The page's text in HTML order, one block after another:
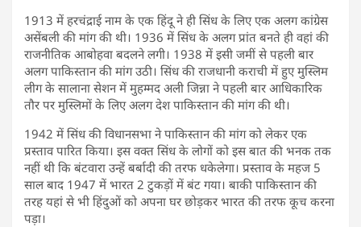
1913 में हरचंद्राई नाम के एक हिंदू ने ही सिंध के लिए एक अलग कांग्रेस
असेंबली की मांग की थी। 1936 में सिंध के अलग प्रांत बनते ही वहां की
राजनीतिक आबोहवा बदलने लगी। 1938 में इसी जमीं से पहली बार
अलग पाकिस्तान की मांग उठी। सिंध की राजधानी कराची में हुए मुस्लिम
लीग के सालाना सेशन में मुहम्मद अली जिन्ना ने पहली बार आधिकारिक
तौर पर मुस्लिमों के लिए अलग देश पाकिस्तान की मांग की थी।
1942 में सिंध की विधानसभा ने पाकिस्तान की मांग को लेकर एक
प्रस्ताव पारित किया। इस वक्त सिंध के लोगों को इस बात की भनक तक
नहीं थी कि बंटवारा उन्हें बर्बादी की तरफ धकेलेगा। प्रस्ताव के महज 5
साल बाद 1947 में भारत 2 टुकड़ों में बंट गया। बाकी पाकिस्तान की
तरह यहां से भी हिंदुओं को अपना घर छोड़कर भारत की तरफ कूच करना
पड़ा।